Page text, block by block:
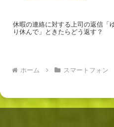
休暇の連絡に対する上司の返信「
り休んで」ときたらどう返す？
ホーム スマートフォン